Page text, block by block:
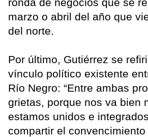
marzo o abril del año que
del norte.
Por último, Gutiérrez se
vínculo político existente
Río Negro: “Entre ambas
grietas, porque nos va bien
estamos unidos e
compartir el convencimiento